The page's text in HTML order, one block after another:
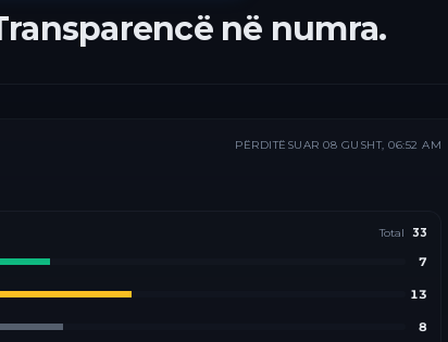
në numra.
PËRDITËSUAR 08 GUSHT, 06:52 AM
Total 33
7
13
8